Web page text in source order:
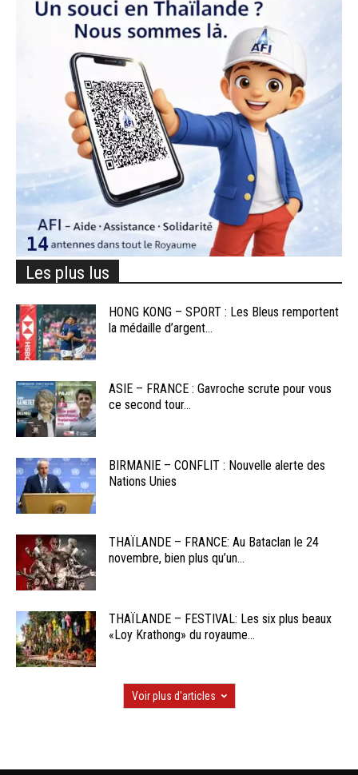
Les plus lus
HONG KONG – SPORT : Les Bleus remportent
la médaille d’argent...
ASIE – FRANCE : Gavroche scrute pour vous
ce second tour...
BIRMANIE – CONFLIT : Nouvelle alerte des
Nations Unies
THAÏLANDE – FRANCE: Au Bataclan le 24
novembre, bien plus qu’un...
THAÏLANDE – FESTIVAL: Les six plus beaux
«Loy Krathong» du royaume...
Voir plus d'articles